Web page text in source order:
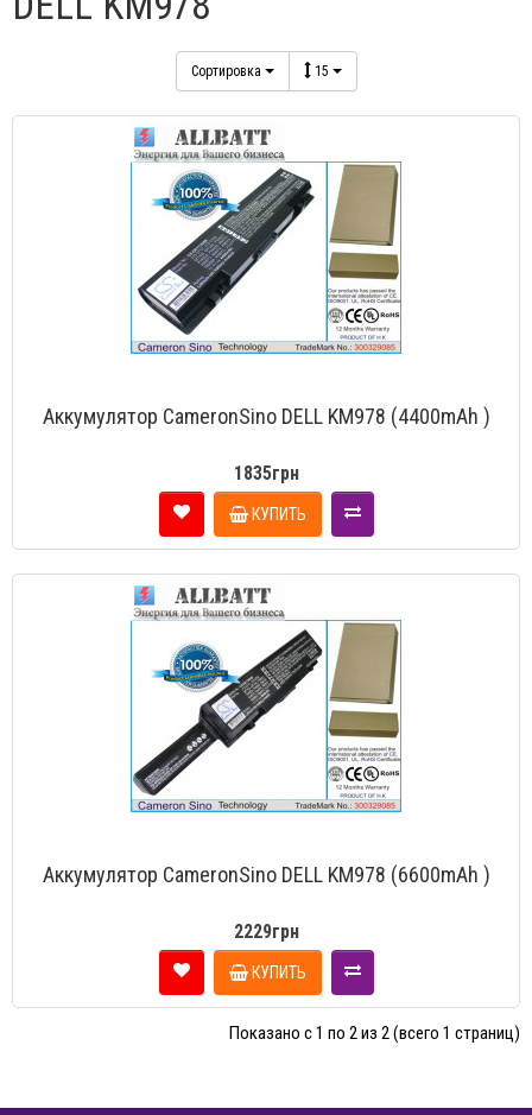
Сортировка 15
Аккумулятор CameronSino DELL KM978 (4400mAh )
1835грн
КУПИТЬ
Аккумулятор CameronSino DELL KM978 (6600mAh )
2229грн
КУПИТЬ
Показано с 1 по 2 из 2 (всего 1 страниц)